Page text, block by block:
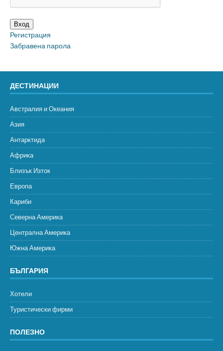
Вход
Регистрация
Забравена парола
ДЕСТИНАЦИИ
Австралия и Океания
Азия
Антарктида
Африка
Близък Изток
Европа
Кариби
Северна Америка
Централна Америка
Южна Америка
БЪЛГАРИЯ
Хотели
Туристически фирми
ПОЛЕЗНО